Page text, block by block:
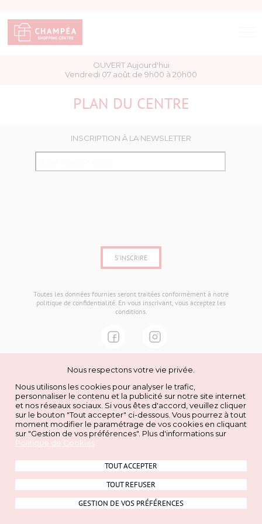
ACCÈS & HORAIRES
SERVICES
OUVERT Aujourd'hui
Vendredi 07 août de 9h00 à 20h00
PLAN DU CENTRE
ADRESSE
Champéa Shopping,
1 Rue des Acacias,
51370 Thillois
INSCRIPTION À LA NEWSLETTER
Toutes les données fournies seront traitées conformément à notre
politique de confidentialité. En vous inscrivant, vous acceptez les
conditions.
Commercialisation |
Newsletter
Mentions légales | CGU
Nous respectons votre vie privée.
Nous utilisons les cookies pour analyser le trafic,
personnaliser le contenu et la publicité sur notre site internet
et nos réseaux sociaux. Si vous êtes d'accord, veuillez cliquer
sur le bouton "Tout accepter" ci-dessous. Vous pourrez à tout
moment modifier le paramétrage de vos cookies en cliquant
sur "Gestion de vos préférences". Plus d'informations sur
Politique de Cookies
TOUT ACCEPTER
TOUT REFUSER
GESTION DE VOS PRÉFÉRENCES